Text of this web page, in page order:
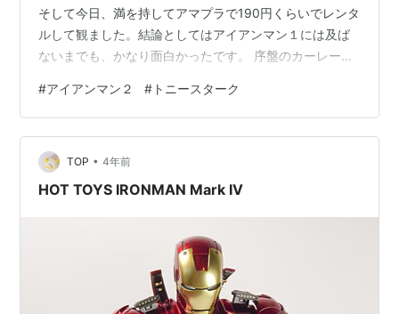
そして今日、満を持してアマプラで190円くらいでレンタ
ルして観ました。結論としてはアイアンマン１には及ば
ないまでも、かなり面白かったです。 序盤のカーレース
めてきて、トニースタークが死にかけるというシーン。
トリコでいうと、スタージュンが小松を連れ去ろうとす
るシーンくらい緊張感があって良かったです。 そしてさ
らに観ていくと、丹下段平みたいな黒人のキャラがいき
なり出てきました。誰なのか分からなかったので、ググ
#アイアンマン２ # トニースターク
TOP • 4年前
HOT TOYS IRONMAN Mark IV